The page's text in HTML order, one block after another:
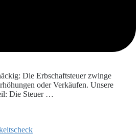
Die Erbschaftsteuer zwinge
oder Verkäufen. Unsere
Die Steuer …